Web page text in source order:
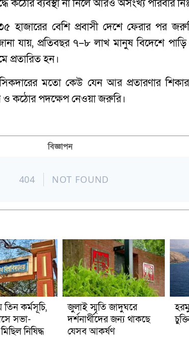
কঠোর ব্যবস্থা না নিলে আরও অসংখ্য পরিবার
হাজারের বেশি প্রবাসী দেশে ফেরার পর
যায়, প্রতিবছর ৭–৮ লাখ মানুষ বিদেশে
প্রতারিত হন।
সিকদারের মতো কেউ যেন আর প্রতারণার
ও কঠোর পদক্ষেপ নেওয়া জরুরি।
বিজ্ঞাপন
কর্মসূচি,
সভা-
নিষিদ্ধ
জুলাই স্মৃতি জাদুঘরে
দর্শনার্থীদের জন্য থাকছে
যেসব আকর্ষণ